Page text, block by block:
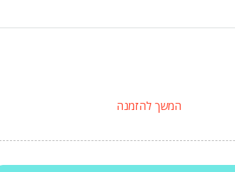
המשך להזמנה